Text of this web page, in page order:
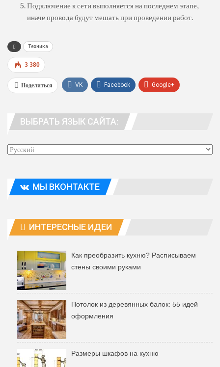
Подключение к сети выполняется на последнем этапе,
иначе провода будут мешать при проведении работ.
Техника
3 380
Поделиться VK Facebook Google+
Эл. адрес
ВЫБРАТЬ ЯЗЫК САЙТА:
МЫ ВКОНТАКТЕ
ИНТЕРЕСНЫЕ ИДЕИ
Как преобразить кухню? Расписываем
стены своими руками
Потолок из деревянных балок: 55 идей
оформления
Размеры шкафов на кухню